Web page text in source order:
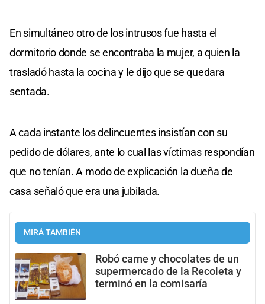
En simultáneo otro de los intrusos fue hasta el
dormitorio donde se encontraba la mujer, a quien la
trasladó hasta la cocina y le dijo que se quedara
sentada.
A cada instante los delincuentes insistían con su
pedido de dólares, ante lo cual las víctimas respondían
que no tenían. A modo de explicación la dueña de
casa señaló que era una jubilada.
MIRÁ TAMBIÉN
Robó carne y chocolates de un
supermercado de la Recoleta y
terminó en la comisaría